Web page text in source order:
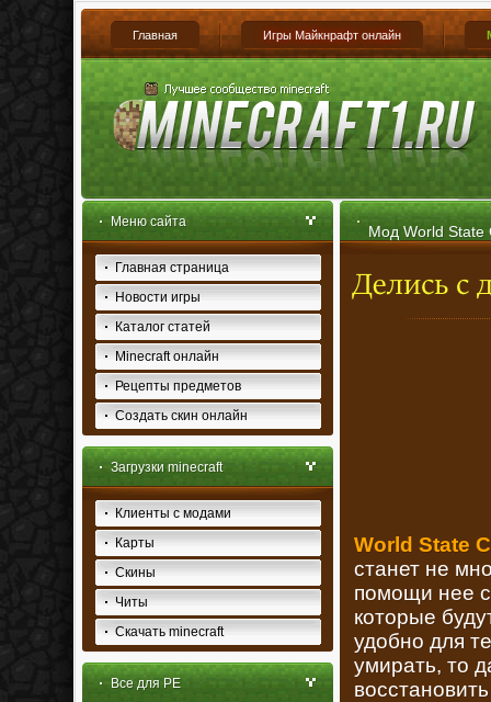
Главная Игры Майкнрафт онлайн
Меню сайта
Главная страница
Новости игры
Каталог статей
Minecraft онлайн
Рецепты предметов
Создать скин онлайн
Загрузки minecraft
Клиенты с модами
Карты
Скины
Читы
Скачать minecraft
Все для PE
Мод World State
World State
станет не
помощи нее
которые
удобно для
умирать, то